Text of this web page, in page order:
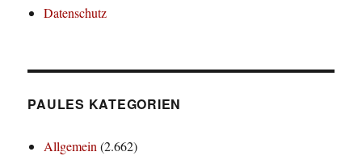
Datenschutz
PAULES KATEGORIEN
Allgemein(2.662)